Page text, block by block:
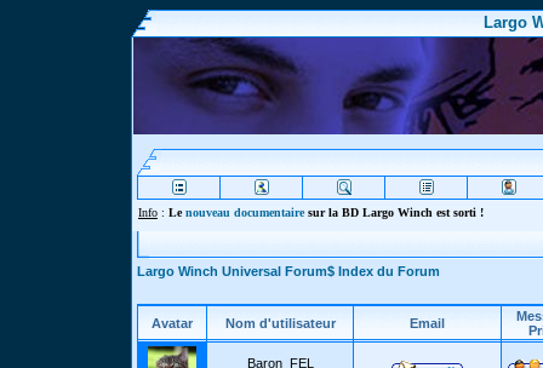
Largo
Info : Lenouveau documentairesur la BD Largo Winch est sorti !
Largo Winch Universal Forum$ Index du Forum
Avatar Nom d'utilisateur Email
Baron_FEL